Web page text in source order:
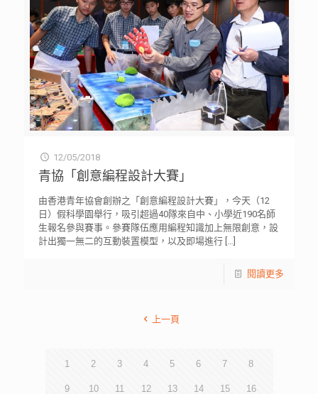
12/05/2018
青協「創意編程設計大賽」
由香港青年協會創辦之「創意編程設計大賽」，今天（12
日）假科學園舉行，吸引超過40隊來自中、小學近190名師
生報名參與賽事。參賽隊伍應用編程知識加上無限創意，設
計出獨一無二的互動裝置模型，以及即場進行[…]
閱讀更多
上一頁
1 2 3 4 5 6 7 8
9 10 11 12 13 14 15 16